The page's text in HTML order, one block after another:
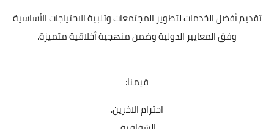
تقديم أفضل الخدمات لتطوير المجتمعات وتلبية الاحتياجات الأساسية
وفق المعايير الدولية وضمن منهجية أخلاقية متميزة.
قيمنا:
احترام الاخرين.